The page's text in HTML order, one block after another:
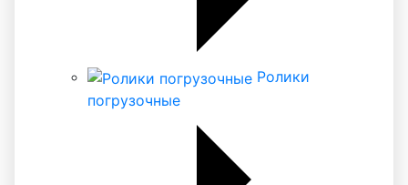
Ролики
погрузочные